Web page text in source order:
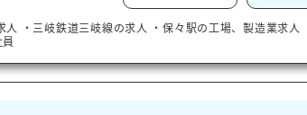
人 ・ 三岐鉄道三岐線 の求人 ・保々駅の工場、製造業求人